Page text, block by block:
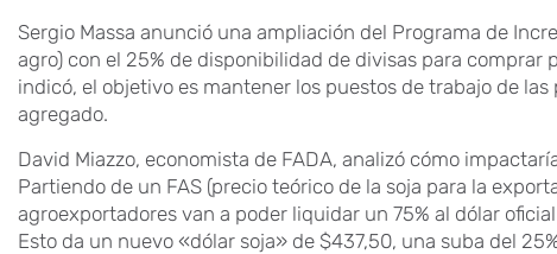
Sergio Massa anunció una ampliación del Programa de
agro) con el 25% de disponibilidad de divisas para comprar
indicó, el objetivo es mantener los puestos de trabajo de
agregado.
David Miazzo, economista de FADA, analizó cómo
Partiendo de un FAS (precio teórico de la soja para la
agroexportadores van a poder liquidar un 75% al dólar
Esto da un nuevo «dólar soja» de $437,50, una suba del